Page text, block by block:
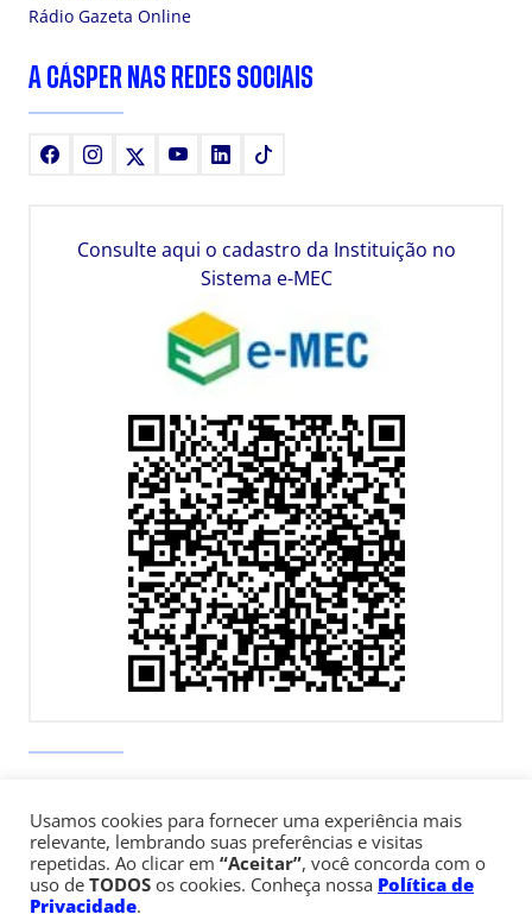
Rádio Gazeta Online
A CÁSPER NAS REDES SOCIAIS
FacebookInstagram YoutubeLinkedIn
Consulte aqui o cadastro da Instituição no
Sistema e-MEC
Telefone:+55 (11) 3170-5600
© Copyright 1947 - 2026 Faculdade Cásper Líbero
Usamos cookies para fornecer uma experiência mais
relevante, lembrando suas preferências e visitas
repetidas. Ao clicar em “Aceitar”, você concorda com o
uso de TODOS os cookies. Conheça nossa Política de
Privacidade.